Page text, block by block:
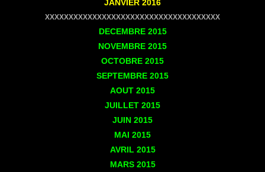
JANVIER 2016
XXXXXXXXXXXXXXXXXXXXXXXXXXXXXXXXXXXXX
DECEMBRE2015
NOVEMBRE 2015
OCTOBRE 2015
SEPTEMBRE 2015
AOUT 2015
JUILLET 2015
JUIN 2015
MAI 2015
AVRIL2015
MARS2015